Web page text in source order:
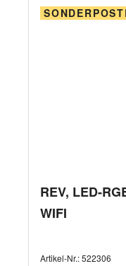
REV, LED-
WIFI
Artikel-Nr.:522306